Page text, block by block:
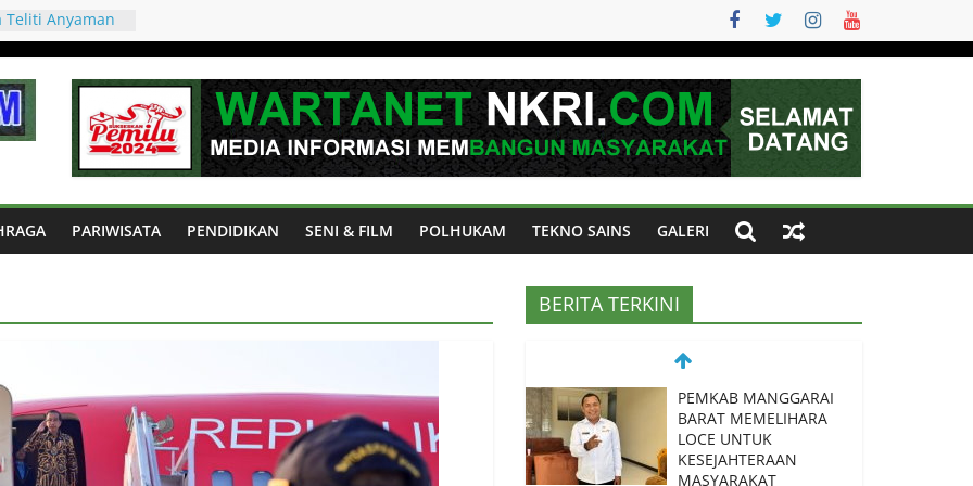
Barat,
Budaya
BARAT
UNTUK
Prancis 2-0, La
Piala Dunia
Final Piala
Digital
PARIWISATA PENDIDIKAN SENI & FILM POLHUKAM TEKNO SAINS GALERI
BERITA TERKINI
PEMKAB MANGGARAI
BARAT MEMELIHARA
LOCE UNTUK
KESEJAHTERAAN
MASYARAKAT